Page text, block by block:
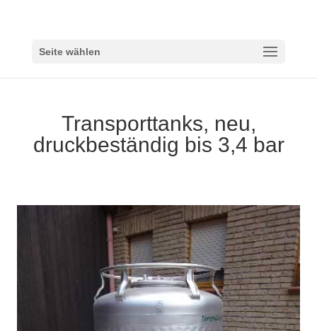
Seite wählen
Transporttanks, neu,
druckbeständig bis 3,4 bar